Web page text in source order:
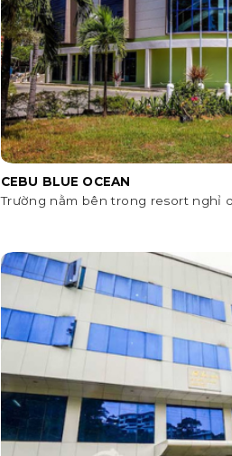
CEBU BLUE OCEAN
Trường nằm bên trong resort nghỉ